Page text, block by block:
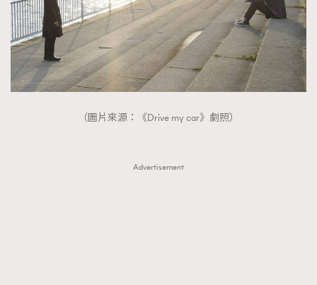
（圖片來源：《Drive my car》劇照）
Advertisement